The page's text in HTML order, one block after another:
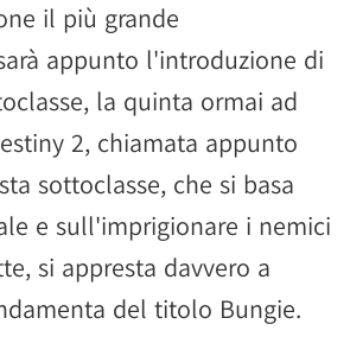
il più grande
appunto l'introduzione di
la quinta ormai ad
2, chiamata appunto
sottoclasse, che si basa
e sull'imprigionare i nemici
si appresta davvero a
del titolo Bungie.